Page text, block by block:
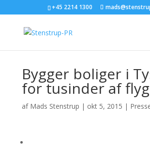
+45 2214 1300
Bygger boliger i
for tusinder af
af Mads Stenstrup | okt 5, 2015 |